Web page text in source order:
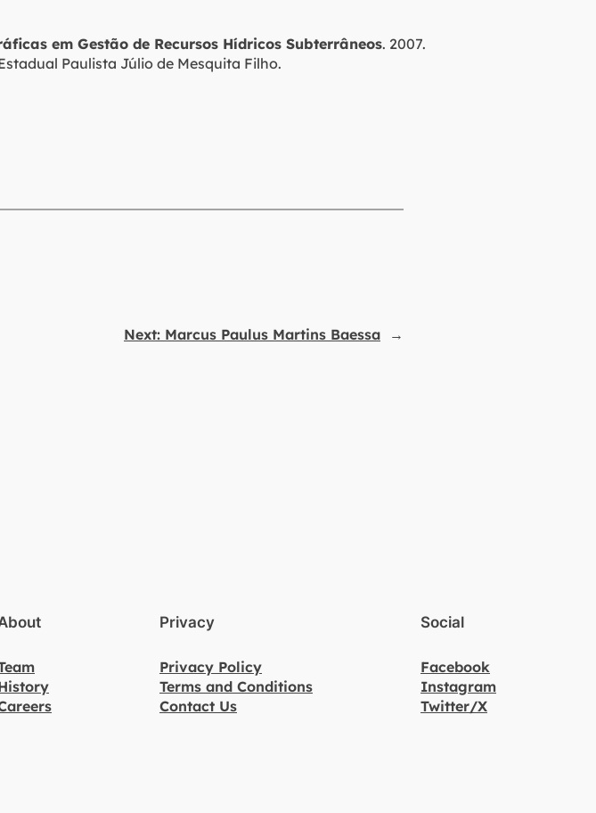
em Gestão de Recursos Hídricos Subterrâneos. 2007.
Paulista Júlio de Mesquita Filho.
Next: Marcus Paulus Martins Baessa →
Privacy
Privacy Policy
Terms and Conditions
Contact Us
Social
Facebook
Instagram
Twitter/X